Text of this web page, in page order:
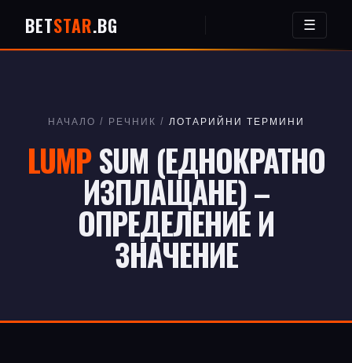
BETSTAR.BG ☰
НАЧАЛО / РЕЧНИК / ЛОТАРИЙНИ ТЕРМИНИ
LUMPSUM (ЕДНОКРАТНО
ИЗПЛАЩАНЕ) –
ОПРЕДЕЛЕНИЕ И
ЗНАЧЕНИЕ